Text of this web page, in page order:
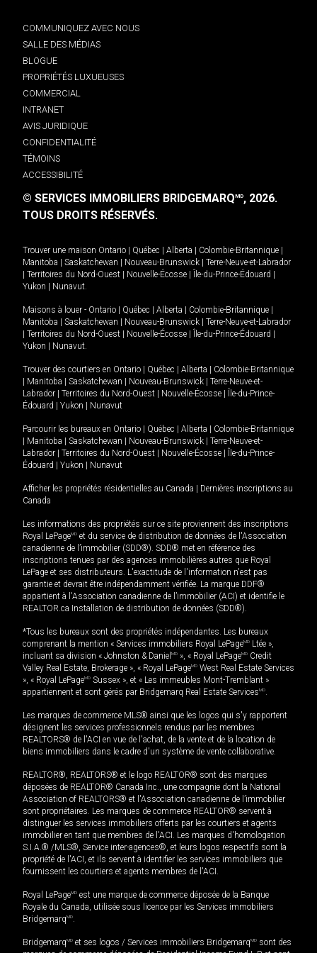
COMMUNIQUEZ AVEC NOUS
SALLE DES MÉDIAS
BLOGUE
PROPRIÉTÉS LUXUEUSES
COMMERCIAL
INTRANET
AVIS JURIDIQUE
CONFIDENTIALITÉ
TÉMOINS
ACCESSIBILITÉ
© SERVICES IMMOBILIERS BRIDGEMARQMD, 2026.
TOUS DROITS RÉSERVÉS.
Trouver une maison Ontario Québec Alberta Colombie-Britannique
Manitoba
Saskatchewan Nouveau-Brunswick
Terre-Neuve-et-Labrador
Territoires du Nord-Ouest Nouvelle-Écosse Île-du-Prince-Édouard
Yukon
Nunavut.
Maisons à louer - Ontario Québec Alberta Colombie-Britannique
Manitoba
Saskatchewan Nouveau-Brunswick
Terre-Neuve-et-Labrador
Territoires du Nord-Ouest Nouvelle-Écosse Île-du-Prince-Édouard
Yukon
Nunavut.
Trouver des courtiers en Ontario Québec Alberta
Colombie-Britannique
Manitoba Saskatchewan Nouveau-Brunswick
Terre-Neuve-et-
Labrador
Territoires du Nord-Ouest Nouvelle-Écosse
Île-du-Prince-
Édouard
Yukon Nunavut
Parcourir les bureaux en Ontario Québec Alberta
Colombie-Britannique
Manitoba Saskatchewan Nouveau-Brunswick
Terre-Neuve-et-
Labrador
Territoires du Nord-Ouest Nouvelle-Écosse
Île-du-Prince-
Édouard
Yukon Nunavut
Afficher les propriétés résidentielles au Canada
Dernières inscriptions au
Canada
Les informations des propriétés sur ce site proviennent des inscriptions
Royal LePageMD et du service de distribution de données de l'Association
canadienne de l’immobilier (SDD®). SDD® met en référence des
inscriptions tenues par des agences immobilières autres que Royal
LePage et ses distributeurs. L'exactitude de l'information n'est pas
garantie et devrait être indépendamment vérifiée. La marque DDF®
appartient à l'Association canadienne de l’immobilier (ACI) et identifie le
REALTOR.ca Installation de distribution de données (SDD®).
*Tous les bureaux sont des propriétés indépendantes. Les bureaux
comprenant la mention « Services immobiliers Royal LePageMD Ltée »,
incluant sa division « Johnston & Daniel MD », « Royal LePageMD Credit
Valley Real Estate, Brokerage », « Royal LePageMD West Real Estate Services
», « Royal LePageMD Sussex », et « Les immeubles Mont-Tremblant »
appartiennent et sont gérés par Bridgemarq Real Estate ServicesMD.
Les marques de commerce MLS® ainsi que les logos qui s'y rapportent
désignent les services professionnels rendus par les membres
REALTORS® de l'ACI en vue de l'achat, de la vente et de la location de
biens immobiliers dans le cadre d'un système de vente collaborative.
REALTOR®, REALTORS® et le logo REALTOR® sont des marques
déposées de REALTOR® Canada Inc., une compagnie dont la National
Association of REALTORS® et l'Association canadienne de l’immobilier
sont propriétaires. Les marques de commerce REALTOR® servent à
distinguer les services immobiliers offerts par les courtiers et agents
immobilier en tant que membres de l'ACI. Les marques d'homologation
S.I.A.® /MLS®, Service inter-agences®, et leurs logos respectifs sont la
propriété de l'ACI, et ils servent à identifier les services immobiliers que
fournissent les courtiers et agents membres de l'ACI.
Royal LePageMD est une marque de commerce déposée de la Banque
Royale du Canada, utilisée sous licence par les Services immobiliers
BridgemarqMD.
BridgemarqMD et ses logos / Services immobiliers BridgemarqMD sont des